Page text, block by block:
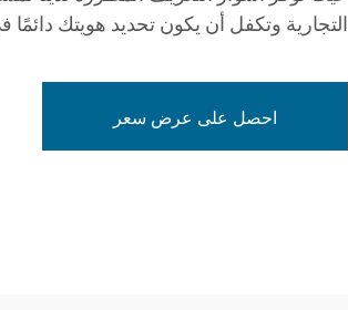
التجارية وتكفل أن يكون تحديد هويتك دائمًا
احصل على عرض سعر